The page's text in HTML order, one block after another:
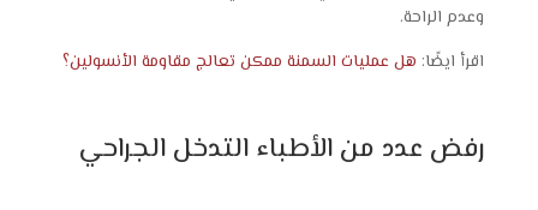
وعدم الراحة.
اقرأ ايضًا: هل عمليات السمنة ممكن تعالج مقاومة الأنسولين؟
رفض عدد من الأطباء التدخل الجراحي